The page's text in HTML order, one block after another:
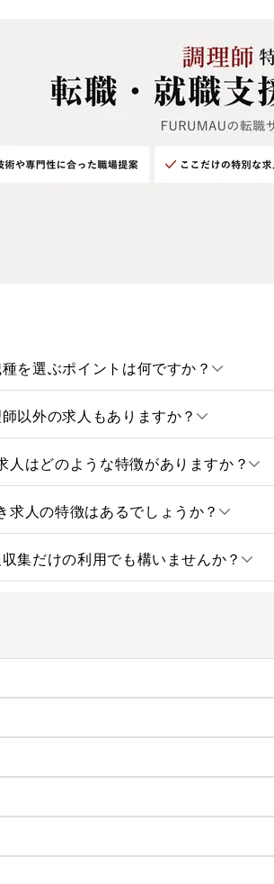
を選ぶポイントは何ですか？
以外の求人もありますか？
人はどのような特徴がありますか？
求人の特徴はあるでしょうか？
集だけの利用でも構いませんか？